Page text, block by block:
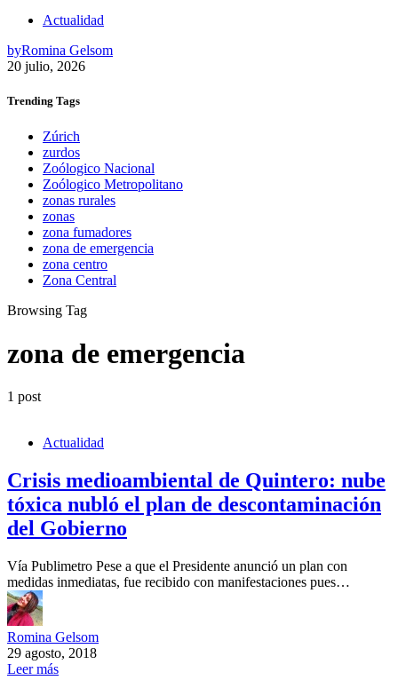
Actualidad
byRomina Gelsom
20 julio, 2026
Trending Tags
Zúrich
zurdos
Zoólogico Nacional
Zoólogico Metropolitano
zonas rurales
zonas
zona fumadores
zona de emergencia
zona centro
Zona Central
Browsing Tag
zona de emergencia
1 post
Actualidad
Crisis medioambiental de Quintero: nube
tóxica nubló el plan de descontaminación
del Gobierno
Vía Publimetro Pese a que el Presidente anunció un plan con
medidas inmediatas, fue recibido con manifestaciones pues…
Romina Gelsom
29 agosto, 2018
Leer más